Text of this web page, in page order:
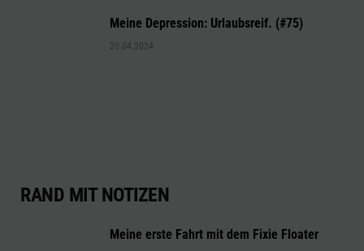
Meine Depression: Urlaubsreif. (#75)
20.04.2024
RAND MIT NOTIZEN
Meine erste Fahrt mit dem Fixie Floater